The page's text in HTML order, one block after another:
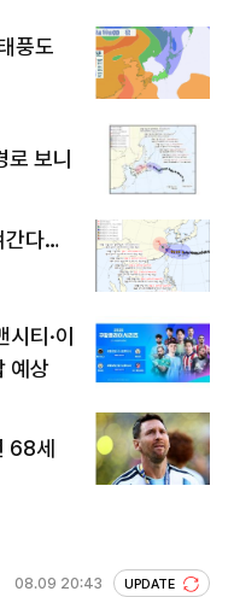
풍도
보니
간다…
티·이
예상
68세
08.09 20:43 UPDATE